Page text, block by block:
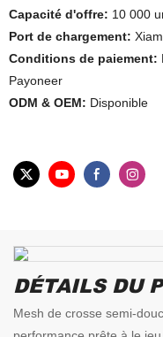
Capacité d'offre: 10 000
Port de chargement:
Conditions de paiement:
Payoneer
ODM & OEM: Disponible
DÉTAILS DU
Mesh de crosse semi-